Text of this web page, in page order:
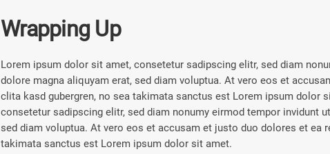
Wrapping Up
Lorem ipsum dolor sit amet, consetetur sadipscing elitr, sed diam
dolore magna aliquyam erat, sed diam voluptua. At vero eos et
clita kasd gubergren, no sea takimata sanctus est Lorem ipsum dolor
consetetur sadipscing elitr, sed diam nonumy eirmod tempor invidunt
sed diam voluptua. At vero eos et accusam et justo duo dolores et ea
takimata sanctus est Lorem ipsum dolor sit amet.